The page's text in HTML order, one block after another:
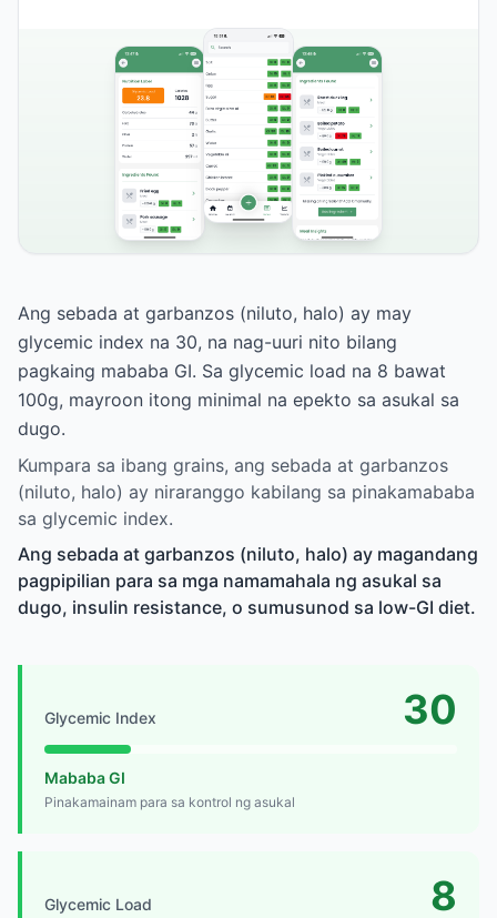
Ang sebada at garbanzos (niluto, halo) ay may
glycemic index na 30, na nag-uuri nito bilang
pagkaing mababa GI. Sa glycemic load na 8 bawat
100g, mayroon itong minimal na epekto sa asukal sa
dugo.
Kumpara sa ibang grains, ang sebada at garbanzos
(niluto, halo) ay niraranggo kabilang sa pinakamababa
sa glycemic index.
Ang sebada at garbanzos (niluto, halo) ay magandang
pagpipilian para sa mga namamahala ng asukal sa
dugo, insulin resistance, o sumusunod sa low-GI diet.
Glycemic Index 30
Mababa GI
Pinakamainam para sa kontrol ng asukal
Glycemic Load 8